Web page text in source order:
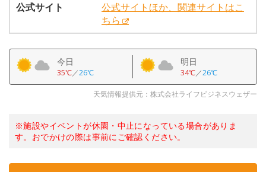
公式サイト
公式サイトほか、関連サイトはこ
ちら
今日
35℃／26℃
明日
34℃／26℃
天気情報提供元：株式会社ライフビジネスウェザー
※施設やイベントが休園・中止になっている場合がありま
す。おでかけの際は事前にご確認ください。